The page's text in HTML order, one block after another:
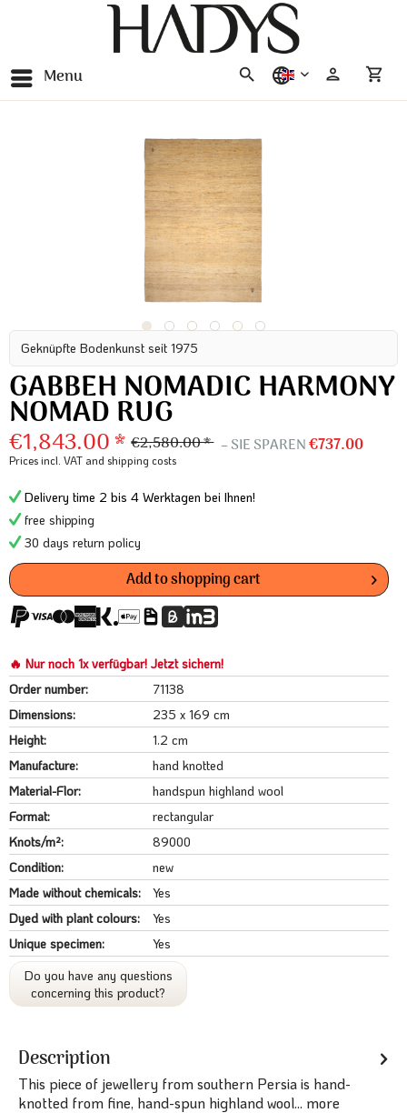
Menu english
Geknüpfte Bodenkunst seit 1975
GABBEH NOMADIC HARMONY
NOMAD RUG
€1,843.00 * €2,580.00 * – SIE SPAREN€737.00
Prices incl. VAT and shipping costs
Delivery time 2 bis 4 Werktagen bei Ihnen!
free shipping
30 days return policy
Add toshopping cart
🔥 Nur noch 1x verfügbar! Jetzt sichern!
Order number:
71138
Dimensions:
235 x 169 cm
Height:
1.2 cm
Manufacture:
hand knotted
Material-Flor:
handspun highland wool
Format:
rectangular
Knots/m²:
89000
Condition:
new
Made without chemicals:
Yes
Dyed with plant colours:
Yes
Unique specimen:
Yes
Do you have any questions
concerning this product?
Description
This piece of jewellery from southern Persia is hand-
knotted from fine, hand-spun highland wool... more